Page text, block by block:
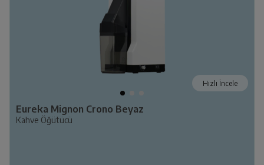
Hızlı İncele
Eureka Mignon Crono Beyaz
Kahve Öğütücü